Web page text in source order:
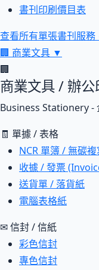
書刊印刷價目表
查看所有單張書刊服
🏢 商業文具 ▼
🏢
商業文具 / 辦公
Business Stationery -
🧾 單據 / 表格
NCR 單簿 / 無碳複
收據 / 發票
送貨單 / 落貨紙
電腦表格紙
✉ 信封 / 信紙
彩色信封
專色信封